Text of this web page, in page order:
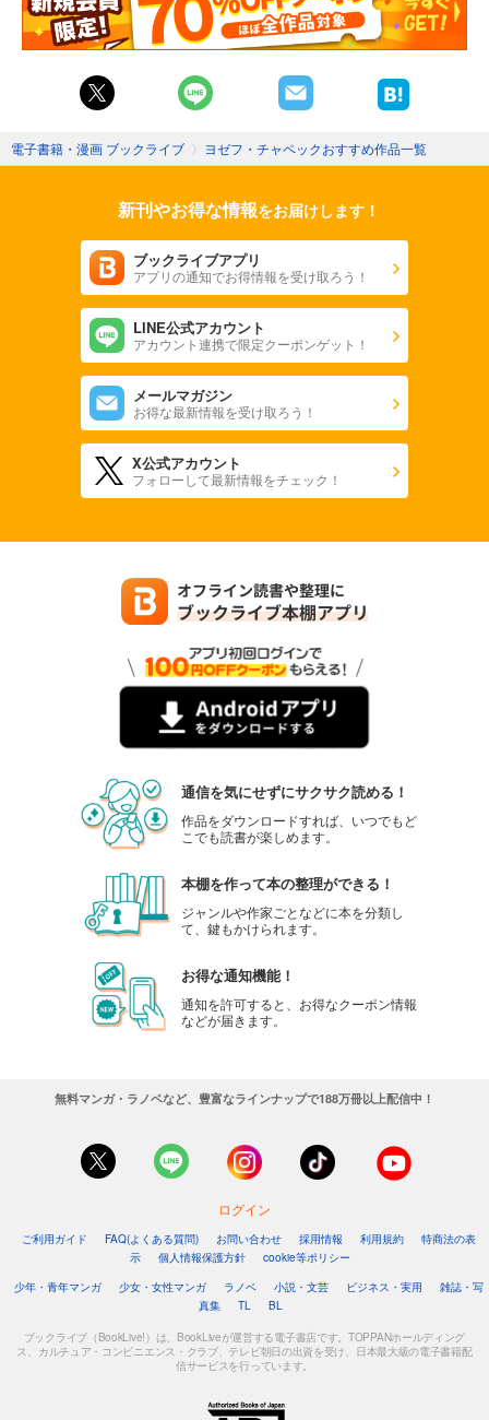
電子書籍・漫画 ブックライブ 〉 ヨゼフ・チャペックおすすめ作品一覧
新刊やお得な情報をお届けします！
ブックライブアプリ
アプリの通知でお得情報を受け取ろう！
LINE公式アカウント
アカウント連携で限定クーポンゲット！
メールマガジン
お得な最新情報を受け取ろう！
X公式アカウント
フォローして最新情報をチェック！
通信を気にせずにサクサク読める！
作品をダウンロードすれば、いつでもど
こでも読書が楽しめます。
本棚を作って本の整理ができる！
ジャンルや作家ごとなどに本を分類し
て、鍵もかけられます。
お得な通知機能！
通知を許可すると、お得なクーポン情報
などが届きます。
無料マンガ・ラノベなど、豊富なラインナップで188万冊以上配信中！
ログイン
ご利用ガイド FAQ(よくある質問) お問い合わせ 採用情報 利用規約
特商法の表
示
個人情報保護方針
cookie等ポリシー
少年・青年マンガ
少女・女性マンガ ラノベ 小説・文芸 ビジネス・実用
雑誌・写
真集
TL BL
ブックライブ（BookLive!）は、BookLiveが運営する電子書店です。TOPPANホールディング
ス、カルチュア・コンビニエンス・クラブ、テレビ朝日の出資を受け、日本最大級の電子書籍配
信サービスを行っています。